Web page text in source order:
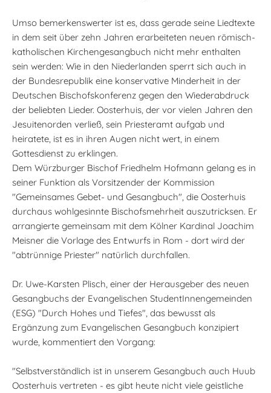
Umso bemerkenswerter ist es, dass gerade seine Liedtexte
in dem seit über zehn Jahren erarbeiteten neuen römisch-
katholischen Kirchengesangbuch nicht mehr enthalten
sein werden: Wie in den Niederlanden sperrt sich auch in
der Bundesrepublik eine konservative Minderheit in der
Deutschen Bischofskonferenz gegen den Wiederabdruck
der beliebten Lieder. Oosterhuis, der vor vielen Jahren den
Jesuitenorden verließ, sein Priesteramt aufgab und
heiratete, ist es in ihren Augen nicht wert, in einem
Gottesdienst zu erklingen.
Dem Würzburger Bischof Friedhelm Hofmann gelang es in
seiner Funktion als Vorsitzender der Kommission
"Gemeinsames Gebet- und Gesangbuch", die Oosterhuis
durchaus wohlgesinnte Bischofsmehrheit auszutricksen. Er
arrangierte gemeinsam mit dem Kölner Kardinal Joachim
Meisner die Vorlage des Entwurfs in Rom - dort wird der
"abtrünnige Priester" natürlich durchfallen.
Dr. Uwe-Karsten Plisch, einer der Herausgeber des neuen
Gesangbuchs der Evangelischen StudentInnengemeinden
(ESG) "Durch Hohes und Tiefes", das bewusst als
Ergänzung zum Evangelischen Gesangbuch konzipiert
wurde, kommentiert den Vorgang:
"Selbstverständlich ist in unserem Gesangbuch auch Huub
Oosterhuis vertreten - es gibt heute nicht viele geistliche